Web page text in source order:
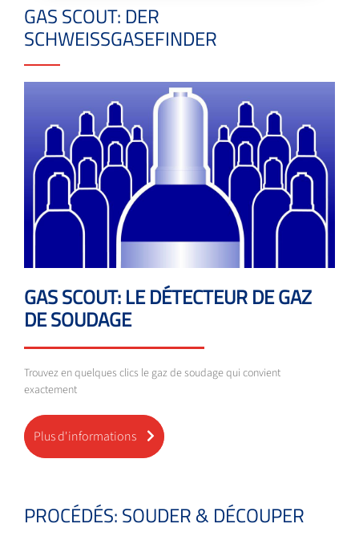
GAS SCOUT: DER
SCHWEISSGASEFINDER
GAS SCOUT: LE DÉTECTEUR DE GAZ
DE SOUDAGE
Trouvez en quelques clics le gaz de soudage qui convient
exactement
Plus d'informations
PROCÉDÉS: SOUDER & DÉCOUPER